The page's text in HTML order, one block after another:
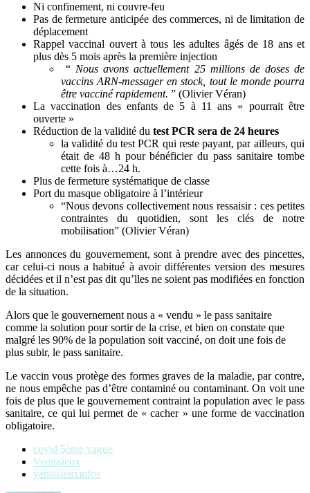
Ni confinement, ni couvre-feu
Pas de fermeture anticipée des commerces, ni de limitation de
déplacement
Rappel vaccinal ouvert à tous les adultes âgés de 18 ans et
plus dès 5 mois après la première injection
“ Nous avons actuellement 25 millions de doses de
vaccins ARN-messager en stock, tout le monde pourra
être vacciné rapidement. ” (Olivier Véran)
La vaccination des enfants de 5 à 11 ans « pourrait être
ouverte »
Réduction de la validité du test PCR sera de 24 heures
la validité du test PCR qui reste payant, par ailleurs, qui
était de 48 h pour bénéficier du pass sanitaire tombe
cette fois à…24 h.
Plus de fermeture systématique de classe
Port du masque obligatoire à l’intérieur
“Nous devons collectivement nous ressaisir : ces petites
contraintes du quotidien, sont les clés de notre
mobilisation” (Olivier Véran)
Les annonces du gouvernement, sont à prendre avec des pincettes,
car celui-ci nous a habitué à avoir différentes version des mesures
décidées et il n’est pas dit qu’lles ne soient pas modifiées en fonction
de la situation.
Alors que le gouvernement nous a « vendu » le pass sanitaire
comme la solution pour sortir de la crise, et bien on constate que
malgré les 90% de la population soit vacciné, on doit une fois de
plus subir, le pass sanitaire.
Le vaccin vous protège des formes graves de la maladie, par contre,
ne nous empêche pas d’être contaminé ou contaminant. On voit une
fois de plus que le gouvernement contraint la population avec le pass
sanitaire, ce qui lui permet de « cacher » une forme de vaccination
obligatoire.
covid 5ème vague
Venissieux
venissieuxinfos